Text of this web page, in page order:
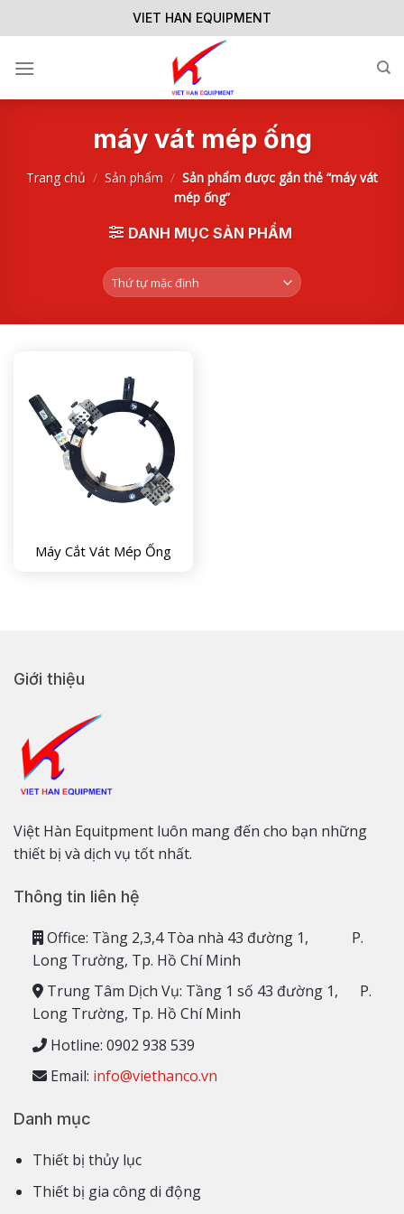
to
VIET HAN EQUIPMENT
máy vát mép ống
Trang chủ / Sản phẩm / Sản phẩm được gắn thẻ “máy vát
mép ống”
DANH MỤC SẢN PHẨM
Máy Cắt Vát Mép Ống
Giới thiệu
Việt Hàn Equitpment luôn mang đến cho bạn những
thiết bị và dịch vụ tốt nhất.
Thông tin liên hệ
Office: Tầng 2,3,4 Tòa nhà 43 đường 1, P.
Long Trường, Tp. Hồ Chí Minh
Trung Tâm Dịch Vụ: Tầng 1 số 43 đường 1, P.
Long Trường, Tp. Hồ Chí Minh
Hotline: 0902 938 539
Email: info@viethanco.vn
Danh mục
Thiết bị thủy lục
Thiết bị gia công di động